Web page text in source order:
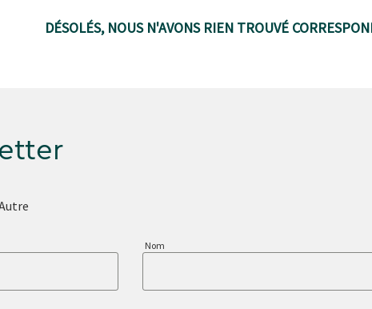
DÉSOLÉS, NOUS N'AVONS RIEN TROUVÉ
Nom